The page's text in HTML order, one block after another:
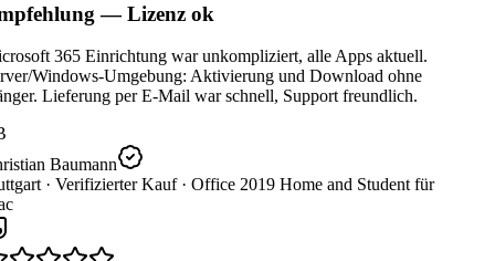
— Lizenz ok
365 Einrichtung war unkompliziert, alle Apps aktuell.
Windows-Umgebung: Aktivierung und Download ohne
Lieferung per E-Mail war schnell, Support freundlich.
Baumann
· Verifizierter Kauf · Office 2019 Home and Student für